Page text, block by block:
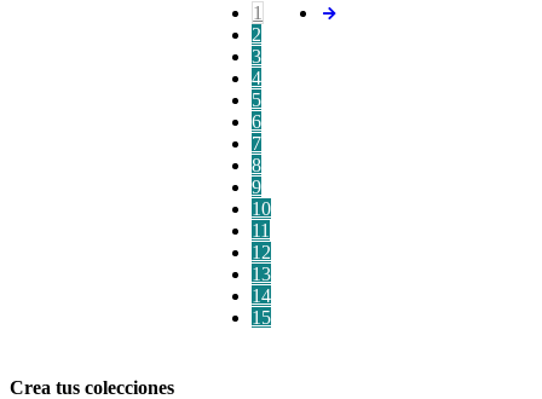
1
2
3
4
5
6
7
8
9
10
11
12
13
14
15
Crea tus colecciones